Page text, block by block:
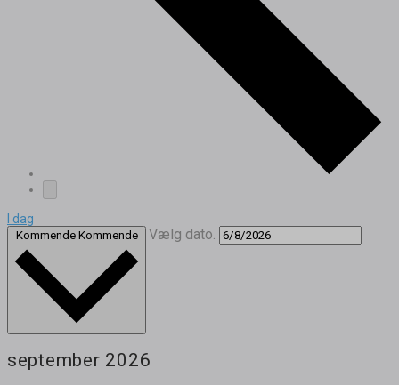
I dag
Kommende Kommende Vælg dato.
september 2026